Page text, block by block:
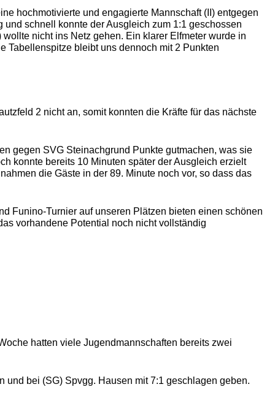
hochmotivierte und engagierte Mannschaft (II) entgegen
schnell konnte der Ausgleich zum 1:1 geschossen
nicht ins Netz gehen. Ein klarer Elfmeter wurde in
Tabellenspitze bleibt uns dennoch mit 2 Punkten
2 nicht an, somit konnten die Kräfte für das nächste
gegen SVG Steinachgrund Punkte gutmachen, was sie
konnte bereits 10 Minuten später der Ausgleich erzielt
die Gäste in der 89. Minute noch vor, so dass das
Funino-Turnier auf unseren Plätzen bieten einen schönen
vorhandene Potential noch nicht vollständig
hatten viele Jugendmannschaften bereits zwei
bei (SG) Spvgg. Hausen mit 7:1 geschlagen geben.